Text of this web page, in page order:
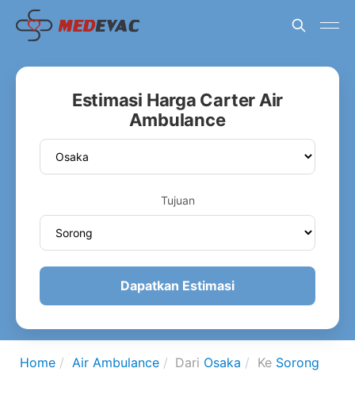
Estimasi Harga Carter Air
Ambulance
Tujuan
Dapatkan Estimasi
Home Air Ambulance Dari Osaka Ke Sorong